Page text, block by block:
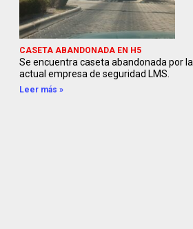
CASETA ABANDONADA EN H5
Se encuentra caseta abandonada por la
actual empresa de seguridad LMS.
Leer más »